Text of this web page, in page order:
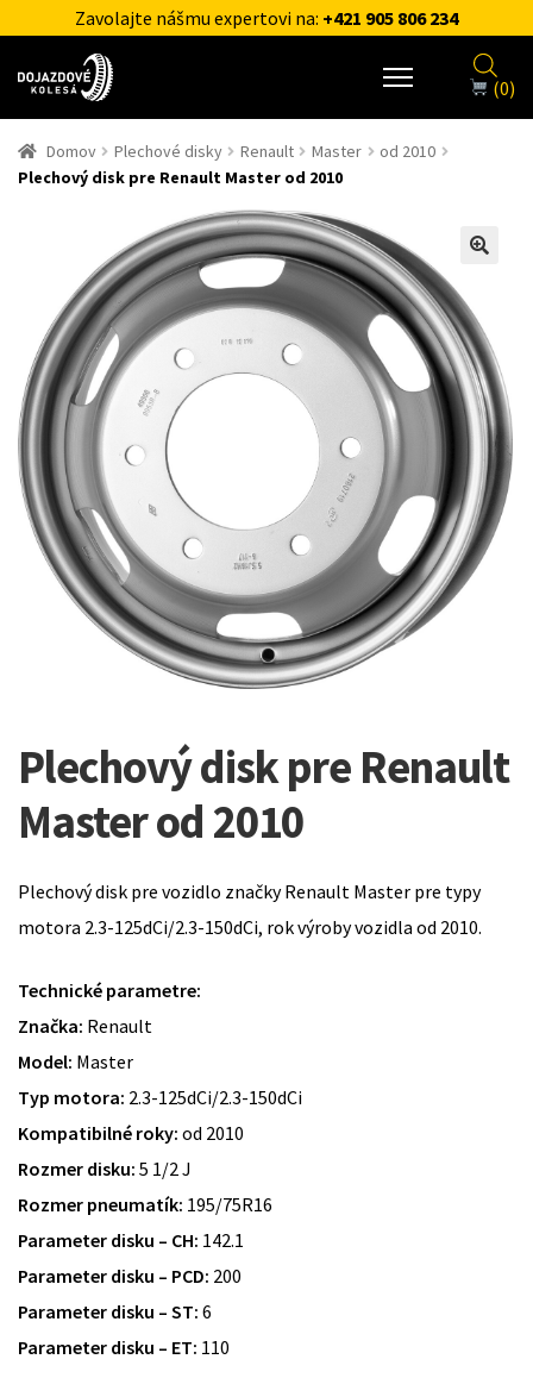
Zavolajte nášmu expertovi na: +421 905 806 234
(0)
Domov Plechové disky Renault Master
od 2010
Plechový disk pre Renault Master od 2010
Plechový disk pre Renault
Master od 2010
Plechový disk pre vozidlo značky Renault Master pre typy
motora 2.3-125dCi/2.3-150dCi, rok výroby vozidla od 2010.
Technické parametre:
Značka: Renault
Model: Master
Typ motora: 2.3-125dCi/2.3-150dCi
Kompatibilné roky: od 2010
Rozmer disku: 5 1/2 J
Rozmer pneumatík: 195/75R16
Parameter disku – CH: 142.1
Parameter disku – PCD: 200
Parameter disku – ST: 6
Parameter disku – ET: 110